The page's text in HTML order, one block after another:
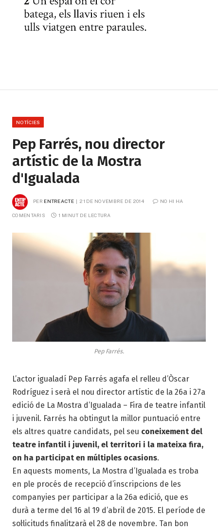
NOTÍCIES
Pep Farrés, nou director
artístic de la Mostra
d'Igualada
PER ENTREACTE 21 DE NOVEMBRE DE 2014 NO HI HA
COMENTARIS 1 MINUT DE LECTURA
Pep Farrés.
L’actor igualadí Pep Farrés agafa el relleu d’Òscar
Rodríguez i serà el nou director artístic de la 26a i 27a
edició de La Mostra d’Igualada – Fira de teatre infantil
i juvenil. Farrés ha obtingut la millor puntuació entre
els altres quatre candidats, pel seu coneixement del
teatre infantil i juvenil, el territori i la mateixa fira,
on ha participat en múltiples ocasions.
En aquests moments, La Mostra d’Igualada es troba
en ple procés de recepció d’inscripcions de les
companyies per participar a la 26a edició, que es
durà a terme del 16 al 19 d’abril de 2015. El període de
sol·licituds finalitzarà el 28 de novembre. Tan bon